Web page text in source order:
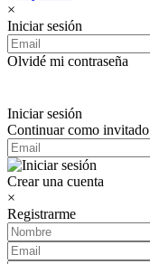
×
Iniciar sesión
Olvidé mi contraseña
Iniciar sesión
Continuar como invitado
Crear una cuenta
×
Registrarme